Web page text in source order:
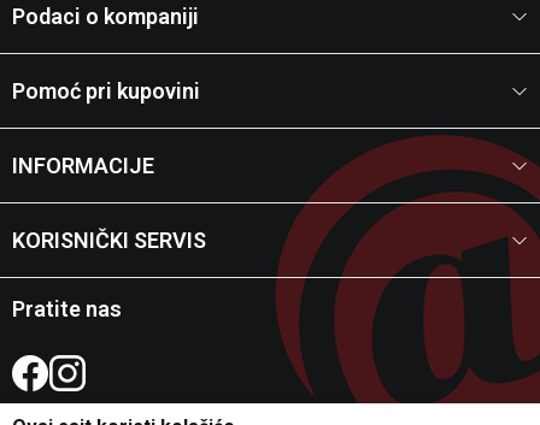
Podaci o kompaniji
Pomoć pri kupovini
INFORMACIJE
KORISNIČKI SERVIS
Pratite nas